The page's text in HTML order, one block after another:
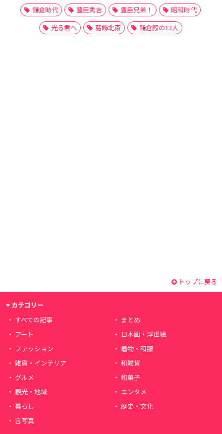
鎌倉時代
豊臣秀吉 豊臣兄弟！
昭和時代
光る君へ
葛飾北斎 鎌倉殿の13人
トップに戻る
カテゴリー
すべての記事
まとめ
アート
日本画・浮世絵
ファッション
着物・和服
雑貨・インテリア
和雑貨
グルメ
和菓子
観光・地域
エンタメ
暮らし
歴史・文化
古写真